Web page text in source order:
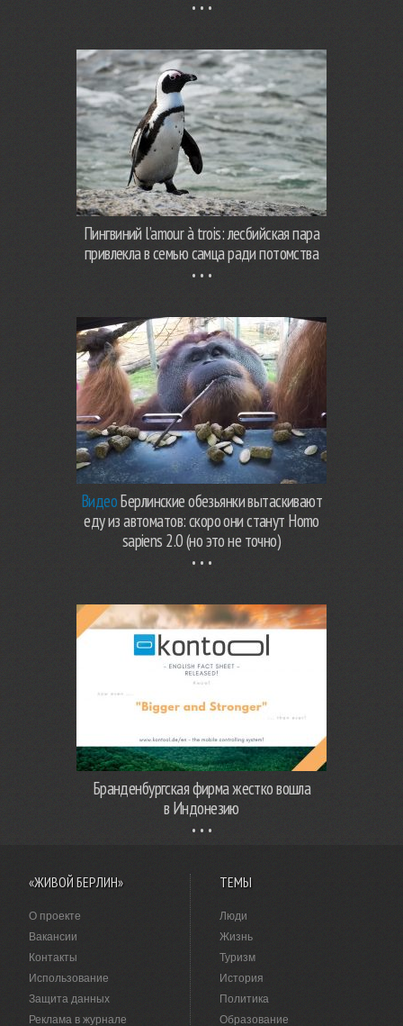
Пингвиний l’amour à trois: лесбийская пара
привлекла в семью самца ради потомства
ВидеоБерлинские обезьянки вытаскивают
еду из автоматов: скоро они станут Homo
sapiens 2.0 (но это не точно)
Бранденбургская фирма жестко вошла
в Индонезию
«ЖИВОЙ БЕРЛИН»
О проекте
Вакансии
Контакты
Использование
Защита данных
Реклама в журнале
ТЕМЫ
Люди
Жизнь
Туризм
История
Политика
Образование